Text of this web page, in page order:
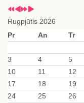
Rugpjūtis 2026
Pr
An Tr
3
4 5
10
11 12
17
18 19
24
25 26